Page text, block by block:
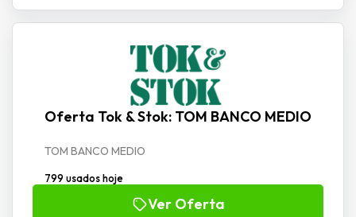
Oferta Tok & Stok: TOM BANCO MEDIO
TOM BANCO MEDIO
799 usados hoje
Ver Oferta